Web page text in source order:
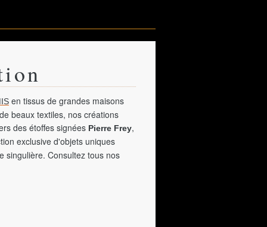
en tissus de grandes maisons
beaux textiles, nos créations
des étoffes signées Pierre Frey,
exclusive d'objets uniques
singulière. Consultez tous nos